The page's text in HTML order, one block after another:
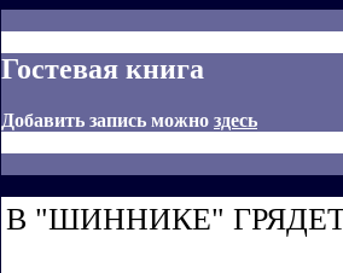
Гостевая книга
Добавить запись можно здесь
В "ШИННИКЕ"